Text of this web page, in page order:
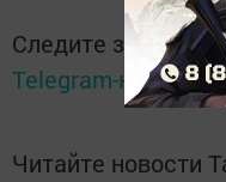
Следите за
Telegram-канале
Читайте новости